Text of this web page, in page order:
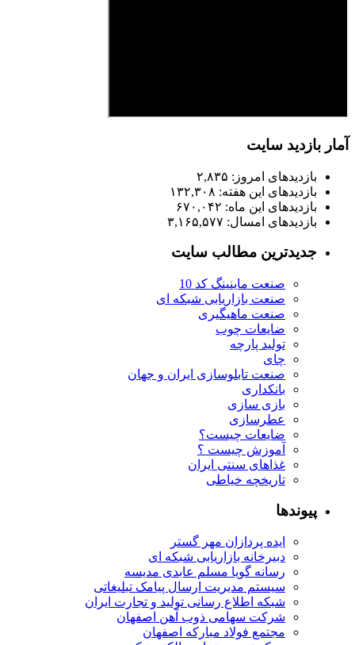
آمار بازدید سایت
بازدیدهای امروز: ۲,۸۳۵
بازدیدهای این هفته: ۱۳۲,۳۰۸
بازدیدهای این ماه: ۶۷۰,۰۴۲
بازدیدهای امسال: ۳,۱۶۵,۵۷۷
جدیدترین مطالب سایت
صنعت ماینینگ کد 10
صنعت بازاریابی شبکه ای
صنعت ماهیگیری
ضایعات چوب
تولید پارچه
چای
صنعت تابلوسازی ایران و جهان
بانکداری
بازی سازی
عطرسازی
ضایعات چیست؟
آموزش چیست ؟
غذاهای سنتی ایران
تاریخچه خیاطی
پیوندها
ایده پردازان مهر گستر
دبیرخانه بازاریابی شبکه ای
رسانه گویا مسلم عابدی مدیسه
سیستم مدیریت ارسال پیامک تبلیغاتی
شبکه اطلاع رسانی تولید و تجارت ایران
شرکت سهامی ذوب آهن اصفهان
مجتمع فولاد مبارکه اصفهان